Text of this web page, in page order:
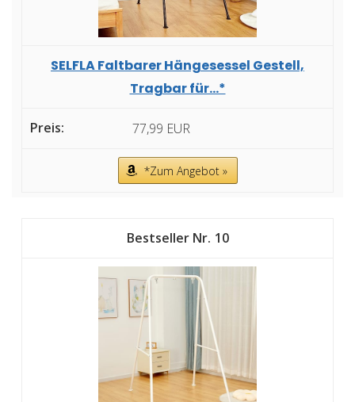
SELFLA Faltbarer Hängesessel Gestell,
Tragbar für...*
77,99 EUR
*Zum Angebot »
10